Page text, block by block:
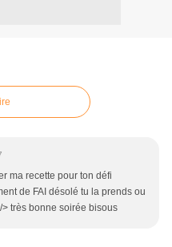
ma recette pour ton défi
de FAI désolé tu la prends ou
très bonne soirée bisous